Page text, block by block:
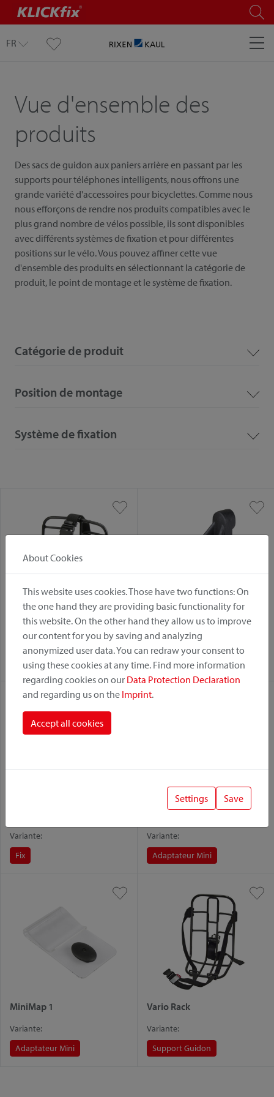
FR
Vue d'ensemble des
produits
Des sacs de guidon aux paniers arrière en passant par les
supports pour téléphones intelligents, nous offrons une
grande variété d'accessoires pour bicyclettes. Comme nous
nous efforçons de rendre nos produits compatibles avec le
plus grand nombre de vélos possible, ils sont disponibles
avec différents systèmes de fixation et pour différentes
positions sur le vélo. Vous pouvez affiner cette vue
d'ensemble des produits en sélectionnant la catégorie de
produit, le point de montage et le système de fixation.
Catégorie de produit
Position de montage
Système de fixation
Vario Rack Sport
Support Guidon
Bottlefix Ahead
Fix
Variante:
Fix
Bottleklick
Variante:
Adaptateur Mini
MiniMap 1
Variante:
Adaptateur Mini
Vario Rack
Variante:
Support Guidon
About Cookies
This website uses cookies. Those have two functions: On
the one hand they are providing basic functionality for
this website. On the other hand they allow us to improve
our content for you by saving and analyzing
anonymized user data. You can redraw your consent to
using these cookies at any time. Find more information
regarding cookies on our Data Protection Declaration
and regarding us on the Imprint.
Accept all cookies
Settings Save